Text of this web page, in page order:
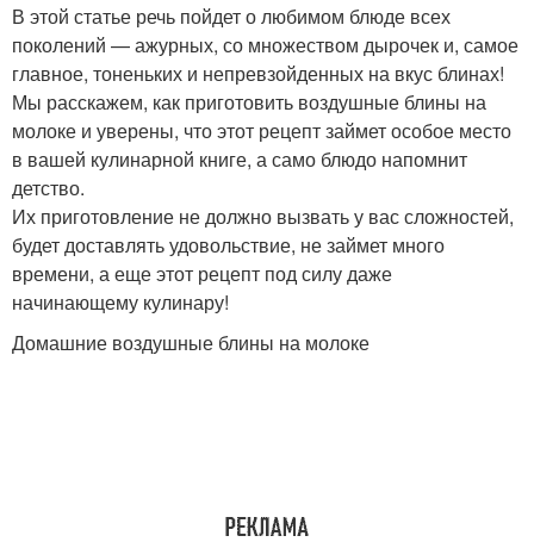
В этой статье речь пойдет о любимом блюде всех
поколений — ажурных, со множеством дырочек и, самое
главное, тоненьких и непревзойденных на вкус блинах!
Мы расскажем, как приготовить воздушные блины на
молоке и уверены, что этот рецепт займет особое место
в вашей кулинарной книге, а само блюдо напомнит
детство.
Их приготовление не должно вызвать у вас сложностей,
будет доставлять удовольствие, не займет много
времени, а еще этот рецепт под силу даже
начинающему кулинару!
Домашние воздушные блины на молоке